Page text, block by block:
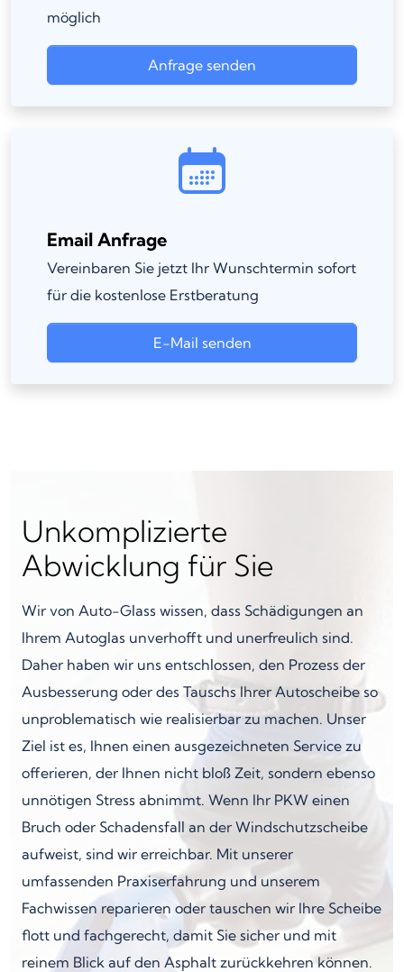
möglich
Anfrage senden
Email Anfrage
Vereinbaren Sie jetzt Ihr Wunschtermin sofort
für die kostenlose Erstberatung
E-Mail senden
Unkomplizierte
Abwicklung für Sie
Wir von Auto-Glass wissen, dass Schädigungen an
Ihrem Autoglas unverhofft und unerfreulich sind.
Daher haben wir uns entschlossen, den Prozess der
Ausbesserung oder des Tauschs Ihrer Autoscheibe so
unproblematisch wie realisierbar zu machen. Unser
Ziel ist es, Ihnen einen ausgezeichneten Service zu
offerieren, der Ihnen nicht bloß Zeit, sondern ebenso
unnötigen Stress abnimmt. Wenn Ihr PKW einen
Bruch oder Schadensfall an der Windschutzscheibe
aufweist, sind wir erreichbar. Mit unserer
umfassenden Praxiserfahrung und unserem
Fachwissen reparieren oder tauschen wir Ihre Scheibe
flott und fachgerecht, damit Sie sicher und mit
reinem Blick auf den Asphalt zurückkehren können.